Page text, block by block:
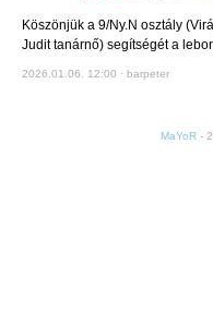
Köszönjük a 9/Ny.N osztály
Judit tanárnő) segítségét a
2026.01.06. 12:00 · barpeter
MaYoR -